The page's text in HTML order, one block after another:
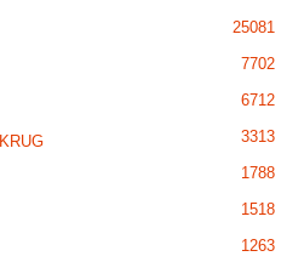
25081
7702
6712
3313
1788
1518
1263